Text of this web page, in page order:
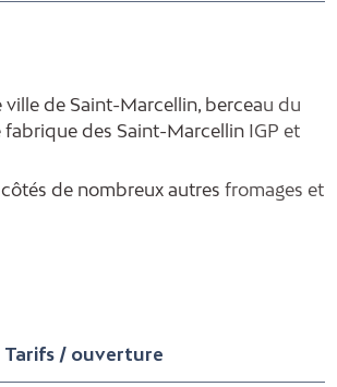
de Saint-Marcellin, berceau du
des Saint-Marcellin IGP et
de nombreux autres fromages et
Tarifs / ouverture